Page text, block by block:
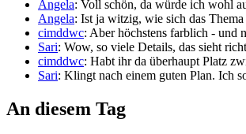
Angela: Voll schön, da würde ich wohl
Angela: Ist ja witzig, wie sich das Thema
cimddwc: Aber höchstens farblich - und
Sari: Wow, so viele Details, das sieht
cimddwc: Habt ihr da überhaupt Platz
Sari: Klingt nach einem guten Plan. Ich
An diesem Tag